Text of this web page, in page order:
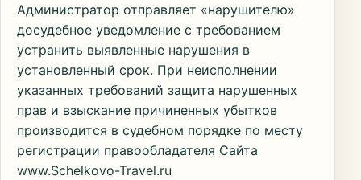
Администратор отправляет «нарушителю»
досудебное уведомление с требованием
устранить выявленные нарушения в
установленный срок. При неисполнении
указанных требований защита нарушенных
прав и взыскание причиненных убытков
производится в судебном порядке по месту
регистрации правообладателя Сайта
www.Schelkovo-Travel.ru